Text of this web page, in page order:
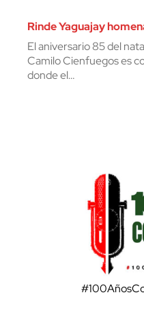
Rinde Yaguajay
El aniversario 85 del
Camilo Cienfuegos es
donde el…